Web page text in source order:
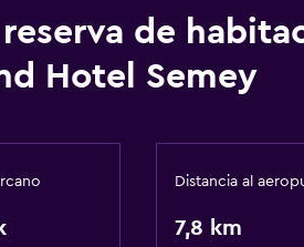
de
Hotel Semey
Distancia al
7,8 km